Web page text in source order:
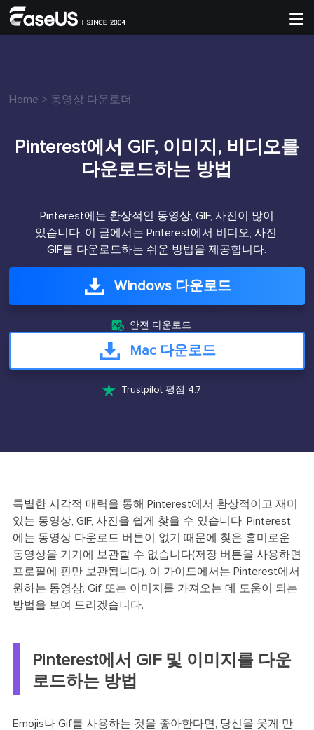
Home > 동영상 다운로더
Pinterest에서 GIF, 이미지, 비디오를
다운로드하는 방법
Pinterest에는 환상적인 동영상, GIF, 사진이 많이
있습니다. 이 글에서는 Pinterest에서 비디오, 사진,
GIF를 다운로드하는 쉬운 방법을 제공합니다.
Windows 다운로드
 안전 다운로드
Mac 다운로드
 Trustpilot 평점 4.7
특별한 시각적 매력을 통해 Pinterest에서 환상적이고 재미
있는 동영상, GIF, 사진을 쉽게 찾을 수 있습니다. Pinterest
에는 동영상 다운로드 버튼이 없기 때문에 찾은 흥미로운
동영상을 기기에 보관할 수 없습니다(저장 버튼을 사용하면
프로필에 핀만 보관됩니다). 이 가이드에서는 Pinterest에서
원하는 동영상, Gif 또는 이미지를 가져오는 데 도움이 되는
방법을 보여 드리겠습니다.
Pinterest에서 GIF 및 이미지를 다운
로드하는 방법
Emojis나 Gif를 사용하는 것을 좋아한다면, 당신을 웃게 만